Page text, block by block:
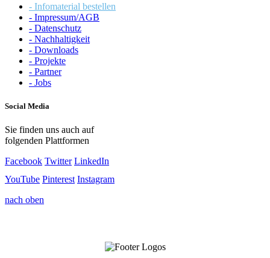
- Infomaterial bestellen
- Impressum/AGB
- Datenschutz
- Nachhaltigkeit
- Downloads
- Projekte
- Partner
- Jobs
Social Media
Sie finden uns auch auf
folgenden Plattformen
Facebook Twitter LinkedIn
YouTube Pinterest Instagram
nach oben